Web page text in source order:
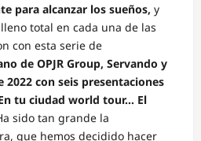
para alcanzar los sueños, y
total en cada una de las
con esta serie de
de OPJR Group, Servando y
con seis presentaciones
tu ciudad world tour… El
sido tan grande la
que hemos decidido hacer